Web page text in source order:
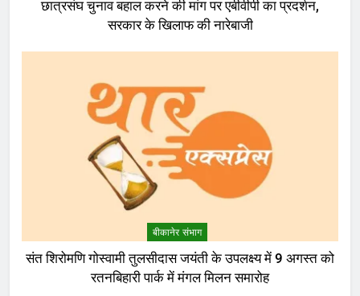
छात्रसंघ चुनाव बहाल करने की मांग पर एबीवीपी का प्रदर्शन,
सरकार के खिलाफ की नारेबाजी
बीकानेर संभाग
संत शिरोमणि गोस्वामी तुलसीदास जयंती के उपलक्ष्य में 9 अगस्त को
रतनबिहारी पार्क में मंगल मिलन समारोह